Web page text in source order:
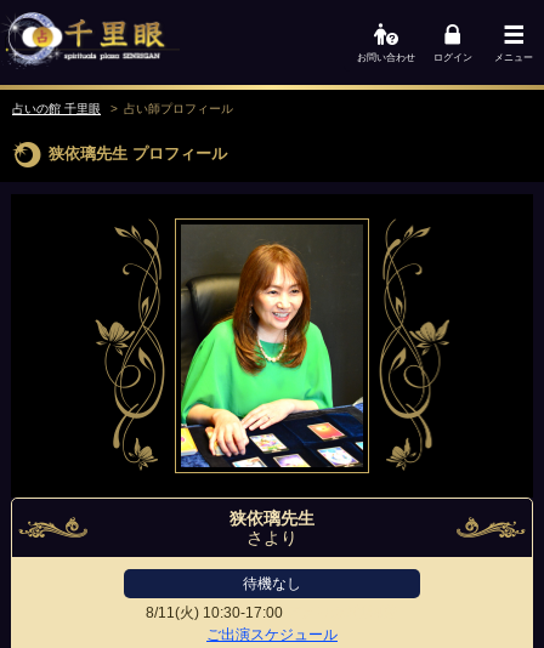
お問い合わせ ログイン メニュー
占いの館 千里眼 占い師プロフィール
狭依璃先生 プロフィール
狭依璃先生
さより
待機なし
8/11(火) 10:30-17:00
ご出演スケジュール